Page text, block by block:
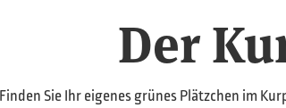
Der
Finden Sie Ihr eigenes grünes Plätzchen im